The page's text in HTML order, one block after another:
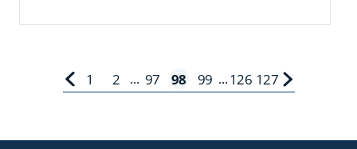
1 2 ... 97 98 99 ...126 127